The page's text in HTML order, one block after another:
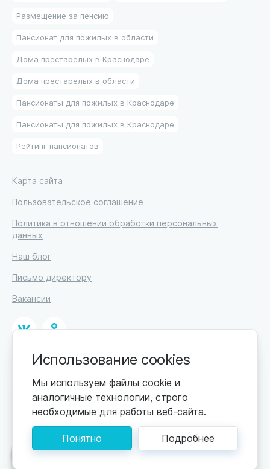
Поможем подобрать пансионат
Размещение за пенсию
Пансионат для пожилых в области
Дома престарелых в Краснодаре
Дома престарелых в области
Пансионаты для пожилых в Краснодаре
Пансионаты для пожилых в Краснодаре
Рейтинг пансионатов
Карта сайта
Пользовательское соглашение
Политика в отношении обработки персональных
данных
Наш блог
Письмо директору
Вакансии
© 2026
ИП Высоцкий Дмитрий Петрович, ИНН 233610721148
Цены обновляются по мере поступления новой
информации. Точную стоимость уточняйте у
пансионата. Информация, предоставленная на сайте,
не может быть использована для постановки
диагноза, назначения лечения и не заменяет прием
Использование cookies
Мы используем файлы cookie и
аналогичные технологии, строго
необходимые для работы веб-сайта.
Понятно Подробнее